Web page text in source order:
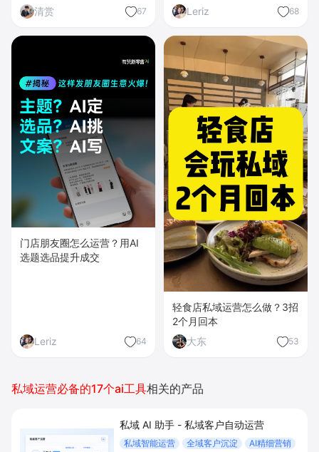
清赏
67 Leriz 68
门店朋友圈怎么运营？用AI
选题选品提升成交
Leriz 64
轻食店私域运营怎么做？3招
2个月回本
大东
53
私域运营必备的17个ai工具相关的产品
私域 AI 助手 - 私域客户自动运营
私域智能运营 全域客户沉淀
AI精细营销